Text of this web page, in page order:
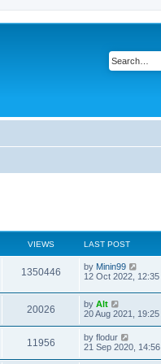
VIEWS LAST POST
1350446V
i
L
a
t
p
o
s
t
by Minin99
12 Oct 2022, 12:35
20026V
i
L
a
t
p
o
s
by Alt
20 Aug 2021, 19:25
11956V
L
a
by flodur
21 Sep 2020, 14:56